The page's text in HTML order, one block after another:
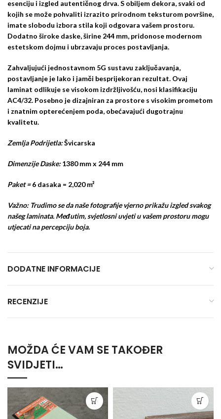
esenciju i izgled autentičnog drva. S obiljem dekora, svaki od
kojih se može pohvaliti izrazito prirodnom teksturom površine,
imate slobodu izbora stila koji odgovara vašem prostoru.
Dodatno široke daske, širine 244 mm, pridonose modernom
estetskom dojmu i ubrzavaju proces postavljanja.
Zahvaljujući jednostavnom 5G sustavu zaključavanja,
postavljanje je lako i jamči besprijekoran rezultat. Ovaj
laminat odlikuje se visokom izdržljivošću, nosi klasifikaciju
AC4/32. Posebno je dizajniran za prostore s visokim prometom
i znatnim opterećenjem poda, obećavajući dugotrajnu
kvalitetu.
Zemlja Podrijetla:Švicarska
Dimenzije Daske:1380 mm x 244 mm
Paket =6 dasaka = 2,020 m²
Važno: Trudimo se da naše fotografije vjerno prikažu izgled svakog
našeg laminata. Međutim, svjetlosni uvjeti u vašem prostoru mogu
utjecati na percepciju boja.
DODATNE INFORMACIJE
RECENZIJE
MOŽDA ĆE VAM SE TAKOĐER
SVIDJETI…